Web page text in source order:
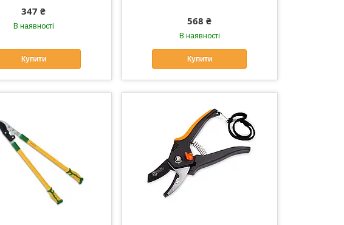
347 ₴
В наявності
Купити
568 ₴
В наявності
Купити